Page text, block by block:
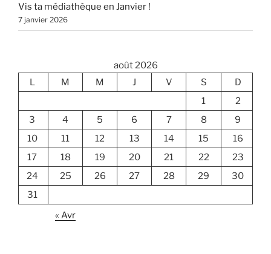
Vis ta médiathèque en Janvier !
7 janvier 2026
août 2026
L
M M J V S
D
1
2
3
4 5 6 7 8
9
10
11 12 13 14 15
16
17
18 19 20 21 22
23
24
25 26 27 28 29
30
31
« Avr